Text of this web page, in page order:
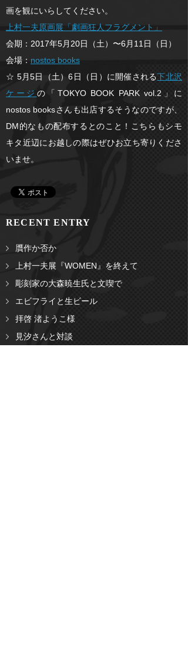
画を観にいらしてください。
上村一夫原画展「劇画狂人フラグメント」
会期：2017年5月20日（土）〜6月11日（日）
会場： nostos books
☆ 5月5日（土）6日（日）に開催される下北沢
ケージ の「TOKYO BOOK PARK vol.2」に
nostos booksさんも出店するそうなのですが、
DM的なもの配布するとのこと！こちらもシモ
キタ近辺にお越しの際はぜひお立ち寄りくださ
いませ。
RECENT ENTRY
贋作か否か
上村一夫展『WOMEN』を終えて
彫刻家の大森暁生氏と文喫で
エビフライと生ビール
拝啓 渚ようこ様
見汐さんと対談